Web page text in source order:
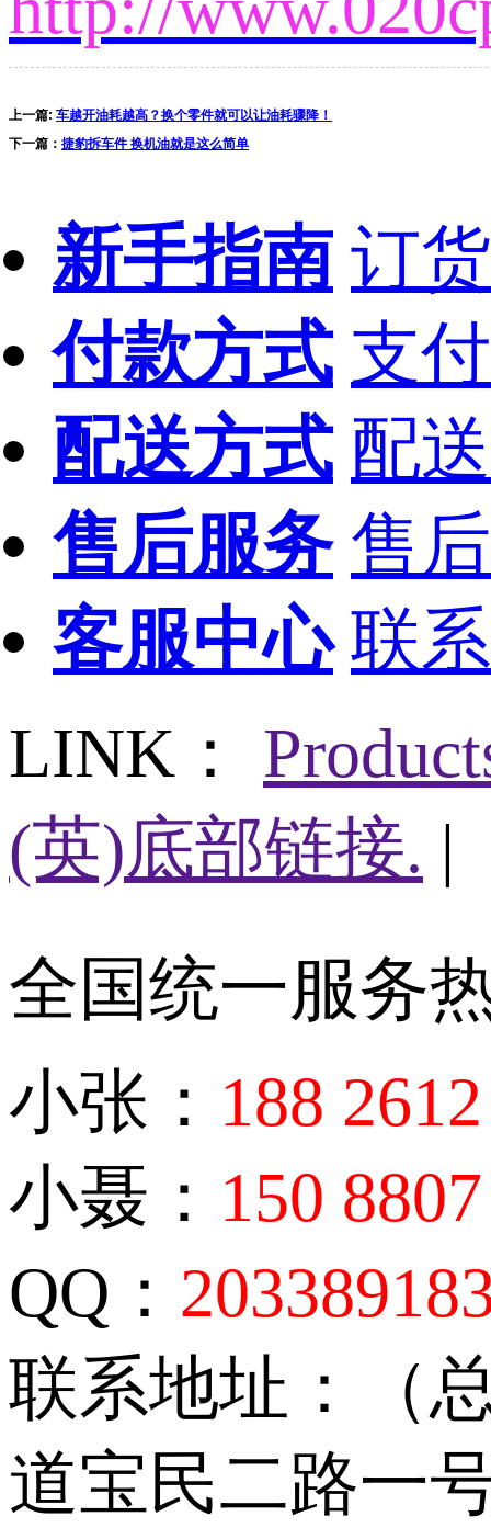
上一篇: 车越开油耗越高？换个零件就可以让油耗骤降！
下一篇： 捷豹拆车件 换机油就是这么简单
新手指南 订
付款方式 支
配送方式 配
售后服务 售
客服中心 联
LINK：
(英)底部链接. |
全国统一服务
小张： 188
小聂： 150
QQ：
联系地址：（
道宝民二路一